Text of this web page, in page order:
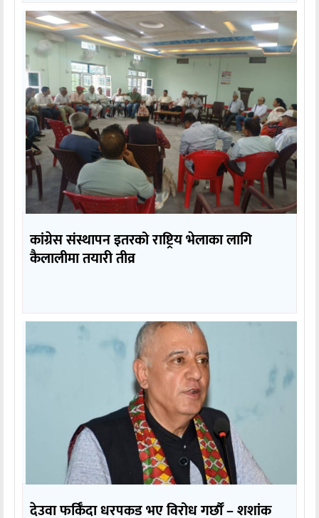
कांग्रेस संस्थापन इतरको राष्ट्रिय भेलाका लागि
कैलालीमा तयारी तीव्र
देउवा फर्किँदा धरपकड भए विरोध गर्छौँं – शशांक